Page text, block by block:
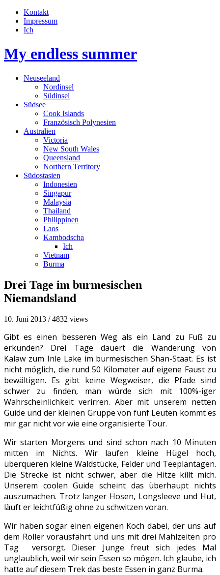
Kontakt
Impressum
Ich
My endless summer
Neuseeland
Nordinsel
Südinsel
Südsee
Cook Islands
Französisch Polynesien
Australien
Victoria
New South Wales
Queensland
Northern Territory
Südostasien
Indonesien
Singapur
Malaysia
Thailand
Philippinen
Laos
Kambodscha
Ich
Vietnam
Burma
Drei Tage im burmesischen
Niemandsland
10. Juni 2013 /4832 views
Gibt es einen besseren Weg als ein Land zu Fuß zu
erkunden? Drei Tage dauert die Wanderung von
Kalaw zum Inle Lake im burmesischen Shan-Staat. Es ist
nicht möglich, die rund 50 Kilometer auf eigene Faust zu
bewältigen. Es gibt keine Wegweiser, die Pfade sind
schwer zu finden, man würde sich mit 100%-iger
Wahrscheinlichkeit verirren. Aber mit unserem netten
Guide und der kleinen Gruppe von fünf Leuten kommt es
mir gar nicht vor wie eine organisierte Tour.
Wir starten Morgens und sind schon nach 10 Minuten
mitten im Nichts. Wir laufen kleine Hügel hoch,
überqueren kleine Waldstücke, Felder und Teeplantagen.
Die Strecke ist nicht schwer, aber die Hitze killt mich.
Unserem coolen Guide scheint das überhaupt nichts
auszumachen. Trotz langer Hosen, Longsleeve und Hut,
läuft er leichtfüßig ohne zu schwitzen voran.
Wir haben sogar einen eigenen Koch dabei, der uns auf
dem Roller vorausfährt und uns mit drei Mahlzeiten pro
Tag versorgt. Dieser Junge freut sich jedes Mal
unglaublich, weil wir sein Essen so mögen. Ich glaube, ich
hatte auf diesem Trek das beste Essen in ganz Burma.